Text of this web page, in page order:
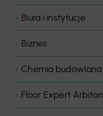
Biura i instytucje
Biznes
Chemia budowlana
Floor Expert Arbiton